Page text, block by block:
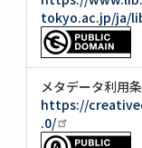
tokyo.ac.jp/ja/
メタデータ利用
https://
.0/